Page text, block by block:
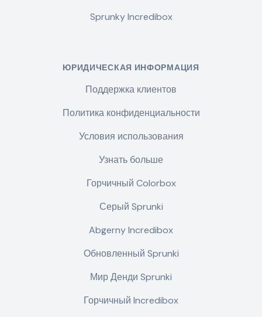
Sprunky Incredibox
ЮРИДИЧЕСКАЯ ИНФОРМАЦИЯ
Поддержка клиентов
Политика конфиденциальности
Условия использования
Узнать больше
Горчичный Colorbox
Серый Sprunki
Abgerny Incredibox
Обновленный Sprunki
Мир Денди Sprunki
Горчичный Incredibox